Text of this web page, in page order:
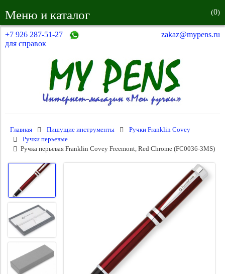
Меню и каталог (0)
+7 926 287-51-27
для справок
zakaz@mypens.ru
Главная Пишущие инструменты
Ручки Franklin Covey
Ручки перьевые
Ручка перьевая Franklin Covey Freemont, Red Chrome (FC0036-3MS)